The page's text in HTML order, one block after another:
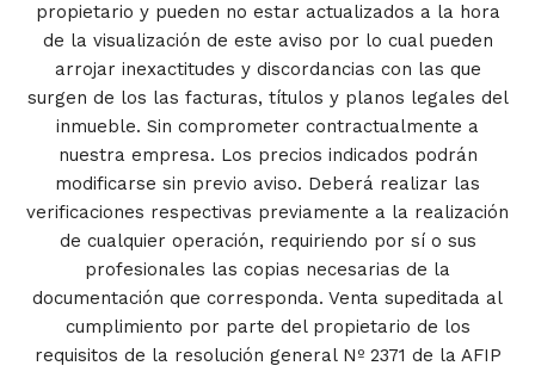
propietario y pueden no estar actualizados a la hora
de la visualización de este aviso por lo cual pueden
arrojar inexactitudes y discordancias con las que
surgen de los las facturas, títulos y planos legales del
inmueble. Sin comprometer contractualmente a
nuestra empresa. Los precios indicados podrán
modificarse sin previo aviso. Deberá realizar las
verificaciones respectivas previamente a la realización
de cualquier operación, requiriendo por sí o sus
profesionales las copias necesarias de la
documentación que corresponda. Venta supeditada al
cumplimiento por parte del propietario de los
requisitos de la resolución general Nº 2371 de la AFIP